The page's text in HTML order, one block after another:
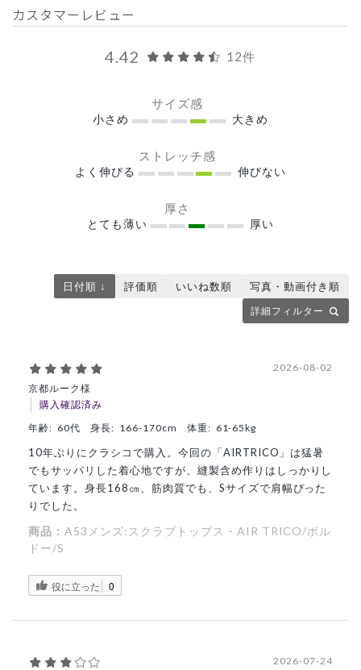
カスタマーレビュー
4.42 12件
サイズ感
小さめ 大きめ
ストレッチ感
よく伸びる 伸びない
厚さ
とても薄い 厚い
詳細フィルター
日付順 ↓ 評価順 いいね数順 写真・動画付き順
京都ルーク様
購入確認済み
2026-08-02
年齢: 60代 身長: 166-170cm 体重: 61-65kg
10年ぶりにクラシコで購入。今回の「AIRTRICO」は猛暑
でもサッパリした着心地ですが、縫製含め作りはしっかりし
ています。身長168㎝、筋肉質でも、Sサイズで肩幅ぴった
りでした。
商品： A53メンズ:スクラブトップス・AIR TRICO/ボル
ドー/S
役に立った 0
2026-07-24